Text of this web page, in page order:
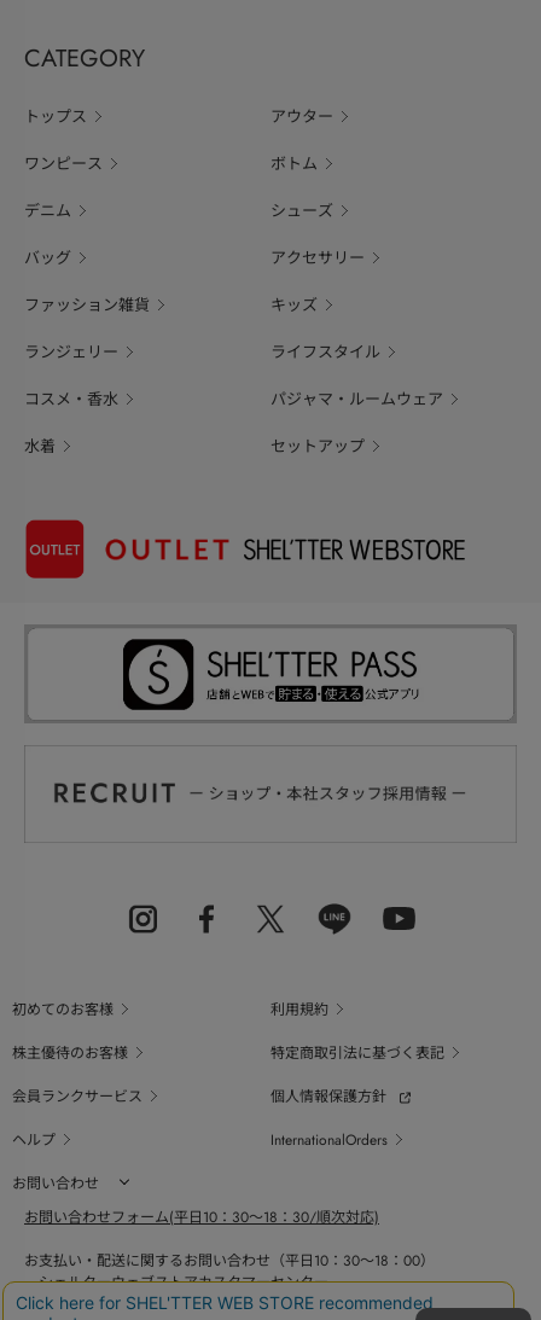
CATEGORY
トップス アウター
ワンピース ボトム
デニム シューズ
バッグ アクセサリー
ファッション雑貨 キッズ
ランジェリー ライフスタイル
コスメ・香水 パジャマ・ルームウェア
水着 セットアップ
初めてのお客様
利用規約
株主優待のお客様
特定商取引法に基づく表記
会員ランクサービス
個人情報保護方針
ヘルプ
InternationalOrders
お問い合わせ
お問い合わせフォーム(平日10：30～18：30/順次対応)
お支払い・配送に関するお問い合わせ（平日10：30～18：00）
シェルターウェブストアカスタマーセンター
0800-123-6820